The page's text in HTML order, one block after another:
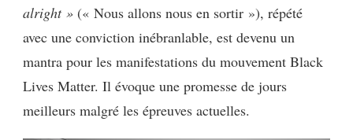
alright » (« Nous allons nous en sortir »), répété
avec une conviction inébranlable, est devenu un
mantra pour les manifestations du mouvement Black
Lives Matter. Il évoque une promesse de jours
meilleurs malgré les épreuves actuelles.